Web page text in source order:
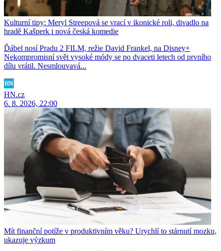
Kulturní tipy: Meryl Streepová se vrací v ikonické roli, divadlo na
hradě Kašperk i nová česká komedie
Ďábel nosí Pradu 2 FILM, režie David Frankel, na Disney+
Nekompromisní svět vysoké módy se po dvaceti letech od prvního
dílu vrátil. Nesmlouvavá...
HN.cz
6. 8. 2026, 22:00
Mít finanční potíže v produktivním věku? Urychlí to stárnutí mozku,
ukazuje výzkum